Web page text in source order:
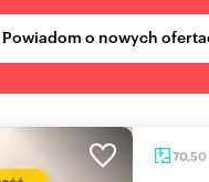
Powiadom o nowych
70,50